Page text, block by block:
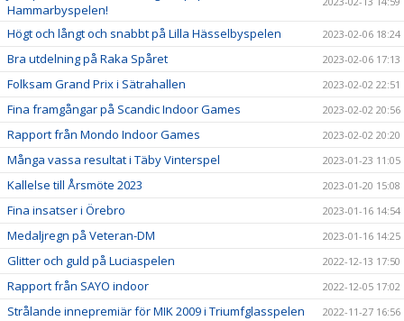
Hammarbyspelen!
Högt och långt och snabbt på Lilla Hässelbyspelen 2023-02-06 18:24
Bra utdelning på Raka Spåret 2023-02-06 17:13
Folksam Grand Prix i Sätrahallen 2023-02-02 22:51
Fina framgångar på Scandic Indoor Games 2023-02-02 20:56
Rapport från Mondo Indoor Games 2023-02-02 20:20
Många vassa resultat i Täby Vinterspel 2023-01-23 11:05
Kallelse till Årsmöte 2023 2023-01-20 15:08
Fina insatser i Örebro 2023-01-16 14:54
Medaljregn på Veteran-DM 2023-01-16 14:25
Glitter och guld på Luciaspelen 2022-12-13 17:50
Rapport från SAYO indoor 2022-12-05 17:02
Strålande innepremiär för MIK 2009 i Triumfglasspelen 2022-11-27 16:56